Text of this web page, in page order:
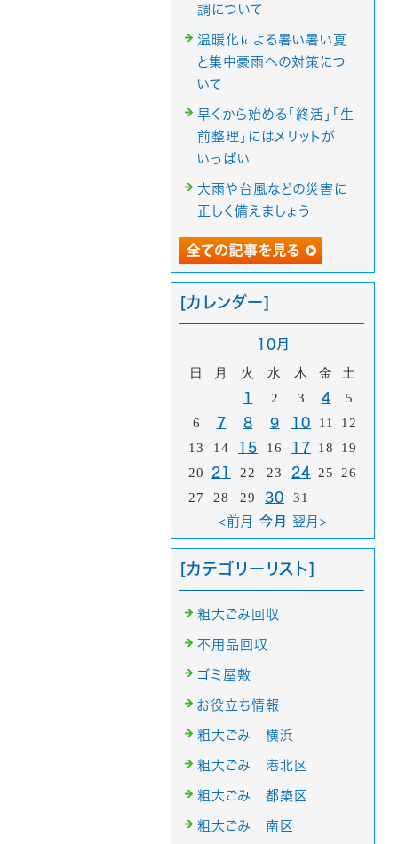
調について
温暖化による暑い暑い夏
と集中豪雨への対策につ
いて
早くから始める「終活」「生
前整理」にはメリットが
いっぱい
大雨や台風などの災害に
正しく備えましょう
[カレンダー]
10月
日 月 火 水 木 金 土
1 2 3 4
5
6
7 8 9 10 11
12
13
14 15 16 17 18
19
20
21 22 23 24 25
26
27
28 29 30 31
<前月 今月 翌月>
[カテゴリーリスト]
粗大ごみ回収
不用品回収
ゴミ屋敷
お役立ち情報
粗大ごみ 横浜
粗大ごみ 港北区
粗大ごみ 都築区
粗大ごみ 南区